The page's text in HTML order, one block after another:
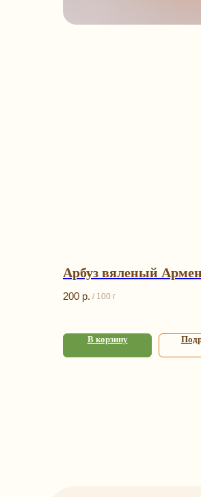
Арбуз вяленый
200 р. / 100 г
В корзину